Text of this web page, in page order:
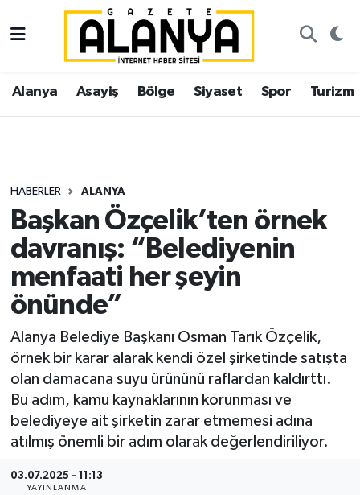
Alanya Asayiş Bölge Siyaset Spor Turizm
HABERLER ALANYA
Başkan Özçelik’ten örnek
davranış: “Belediyenin
menfaati her şeyin
önünde”
Alanya Belediye Başkanı Osman Tarık Özçelik,
örnek bir karar alarak kendi özel şirketinde satışta
olan damacana suyu ürününü raflardan kaldırttı.
Bu adım, kamu kaynaklarının korunması ve
belediyeye ait şirketin zarar etmemesi adına
atılmış önemli bir adım olarak değerlendiriliyor.
03.07.2025 - 11:13
YAYINLANMA
Alanya
Asayiş
Siyaset
Spor
Turizm
Ekonomi
Gazipaşa
İstanbul Nöbetçi Eczaneler
İstanbul Hava Durumu
Süper Lig Puan Durumu ve Fikstür
Tüm Manşetler
Son Dakika Haberleri
Haber Arşivi